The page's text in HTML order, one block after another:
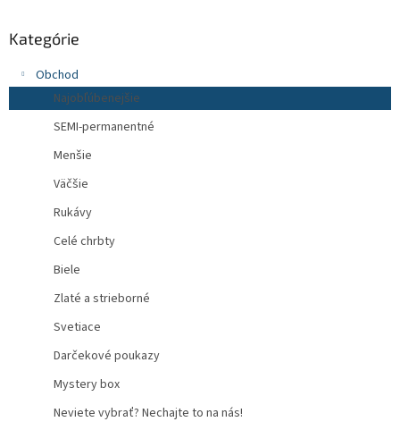
Kategórie
Obchod
Najobľúbenejšie
SEMI-permanentné
Menšie
Väčšie
Rukávy
Celé chrbty
Biele
Zlaté a strieborné
Svetiace
Darčekové poukazy
Mystery box
Neviete vybrať? Nechajte to na nás!